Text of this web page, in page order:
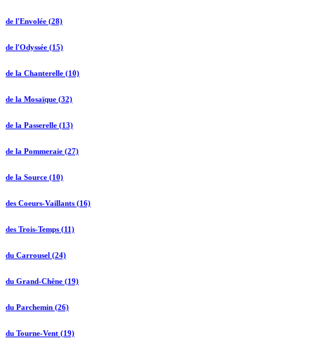
de l'Envolée (28)
de l'Odyssée (15)
de la Chanterelle (10)
de la Mosaïque (32)
de la Passerelle (13)
de la Pommeraie (27)
de la Source (10)
des Coeurs-Vaillants (16)
des Trois-Temps (11)
du Carrousel (24)
du Grand-Chêne (19)
du Parchemin (26)
du Tourne-Vent (19)